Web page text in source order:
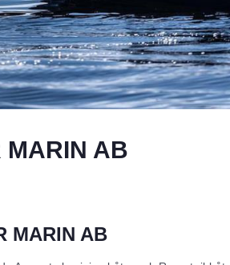
MARIN AB
MARIN AB